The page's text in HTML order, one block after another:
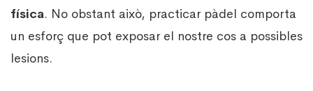
física. No obstant això, practicar pàdel comporta
un esforç que pot exposar el nostre cos a possibles
lesions.